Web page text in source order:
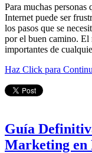
Para muchas
Internet puede ser
los pasos que se
por el buen camino. El
importantes de
Haz Click para
Guía
Marketing en